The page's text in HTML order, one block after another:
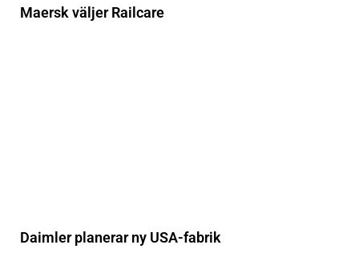
Maersk väljer Railcare
Daimler planerar ny USA-fabrik